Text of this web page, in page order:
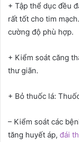
+ Tập thể dục đều
rất tốt cho tim
cường độ phù hợp.
+ Kiểm soát căng
thư giãn.
+ Bỏ thuốc lá:
– Kiểm soát các
tăng huyết áp, đái